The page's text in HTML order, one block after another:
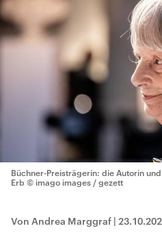
Büchner-Preisträgerin: die Autorin
Erb © imago images / gezett
Von Andrea Marggraf |